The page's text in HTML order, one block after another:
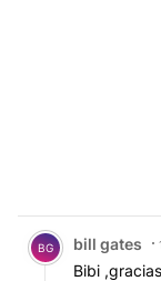
Comentario de
BG bill gates
Bibi